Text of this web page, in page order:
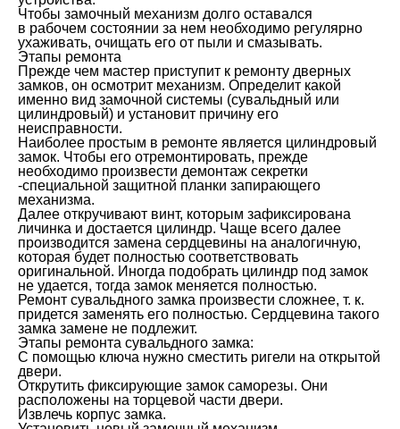
Чтобы замочный механизм долго оставался
в рабочем состоянии за нем необходимо регулярно
ухаживать, очищать его от пыли и смазывать.
Этапы ремонта
Прежде чем мастер приступит к ремонту дверных
замков, он осмотрит механизм. Определит какой
именно вид замочной системы (сувальдный или
цилиндровый) и установит причину его
неисправности.
Наиболее простым в ремонте является цилиндровый
замок. Чтобы его отремонтировать, прежде
необходимо произвести демонтаж секретки
-специальной защитной планки запирающего
механизма.
Далее откручивают винт, которым зафиксирована
личинка и достается цилиндр. Чаще всего далее
производится замена сердцевины на аналогичную,
которая будет полностью соответствовать
оригинальной. Иногда подобрать цилиндр под замок
не удается, тогда замок меняется полностью.
Ремонт сувальдного замка произвести сложнее, т. к.
придется заменять его полностью. Сердцевина такого
замка замене не подлежит.
Этапы ремонта сувальдного замка:
С помощью ключа нужно сместить ригели на открытой
двери.
Открутить фиксирующие замок саморезы. Они
расположены на торцевой части двери.
Извлечь корпус замка.